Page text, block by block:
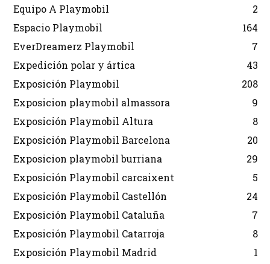
Equipo A Playmobil
2
Espacio Playmobil
164
EverDreamerz Playmobil
7
Expedición polar y ártica
43
Exposición Playmobil
208
Exposicion playmobil almassora
9
Exposición Playmobil Altura
8
Exposición Playmobil Barcelona
20
Exposicion playmobil burriana
29
Exposición Playmobil carcaixent
5
Exposición Playmobil Castellón
24
Exposición Playmobil Cataluña
7
Exposición Playmobil Catarroja
8
Exposición Playmobil Madrid
1